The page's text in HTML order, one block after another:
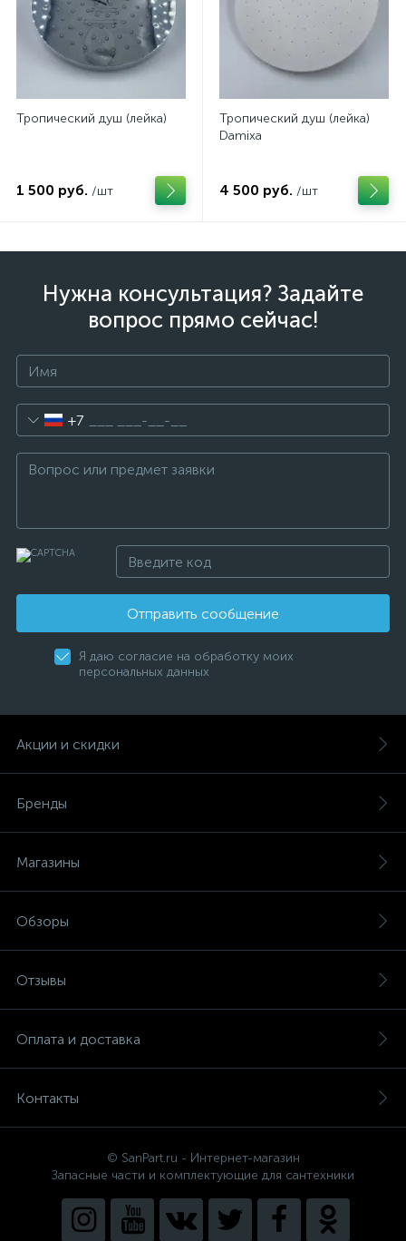
Тропический душ (лейка)
1 500 руб. /шт
Тропический душ (лейка)
Damixa
4 500 руб. /шт
Нужна консультация? Задайте
вопрос прямо сейчас!
+7
Отправить сообщение
Я даю согласие на обработку моих
персональных данных
Акции и скидки
Бренды
Магазины
Обзоры
Отзывы
Оплата и доставка
Контакты
© SanPart.ru - Интернет-магазин
Запасные части и комплектующие для сантехники